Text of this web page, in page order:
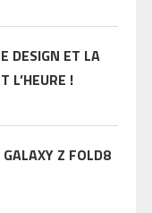
DESIGN ET LA
L’HEURE !
Z FOLD8